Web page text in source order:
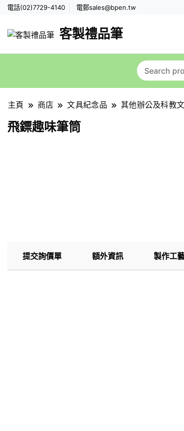
電話(02)7729-4140 電郵sales@bpen.tw
客製禮品筆
主頁 商店 文具紀念品 其他辦公及科教
飛鏢趣味筆筒
提交詢價單 額外資訊 製作工